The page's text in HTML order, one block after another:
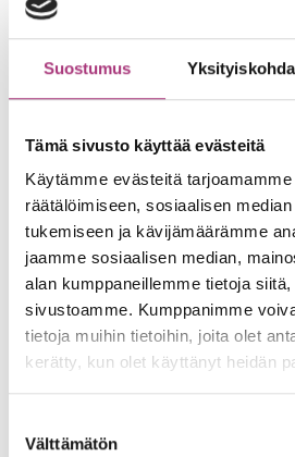
Suostumus
Tämä sivusto käyttää evästeitä
Käytämme evästeitä
räätälöimiseen, sosiaalisen
tukemiseen ja kävijämäärämme
jaamme sosiaalisen median,
alan kumppaneillemme tietoja
sivustoamme. Kumppanimme
tietoja muihin tietoihin, joita olet
kerätty, kun olet käyttänyt heidän
valinta
Välttämätön